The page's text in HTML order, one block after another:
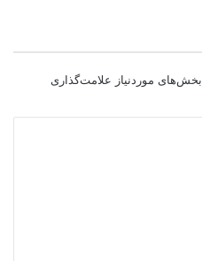
بخش‌های موردنیاز علامت‌گذاری